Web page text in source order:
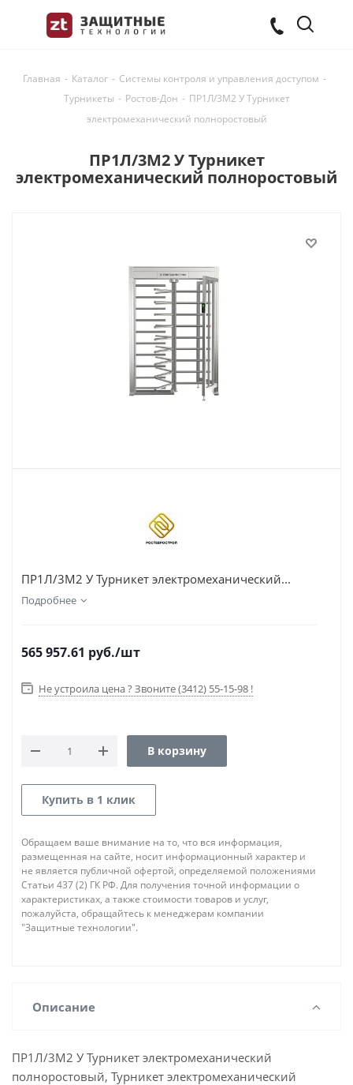
Главная - Каталог - Системы контроля и управления доступом -
Турникеты - Ростов-Дон - ПР1Л/3М2 У Турникет
электромеханический полноростовый
ПР1Л/3М2 У Турникет
электромеханический полноростовый
ПР1Л/3М2 У Турникет электромеханический...
Подробнее
565 957.61 руб./шт
Не устроила цена ? Звоните (3412) 55-15-98 !
В корзину
Купить в 1 клик
Обращаем ваше внимание на то, что вся информация,
размещенная на сайте, носит информационный характер и
не является публичной офертой, определяемой положениями
Статьи 437 (2) ГК РФ. Для получения точной информации о
характеристиках, а также стоимости товаров и услуг,
пожалуйста, обращайтесь к менеджерам компании
"Защитные технологии".
Описание
ПР1Л/3М2 У Турникет электромеханический
полноростовый, Турникет электромеханический